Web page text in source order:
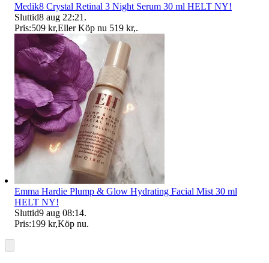
Medik8 Crystal Retinal 3 Night Serum 30 ml HELT NY!
Sluttid8 aug 22:21 .
Pris:509 kr,Eller Köp nu 519 kr,.
Emma Hardie Plump & Glow Hydrating Facial Mist 30 ml
HELT NY!
Sluttid9 aug 08:14.
Pris:199 kr,Köp nu.